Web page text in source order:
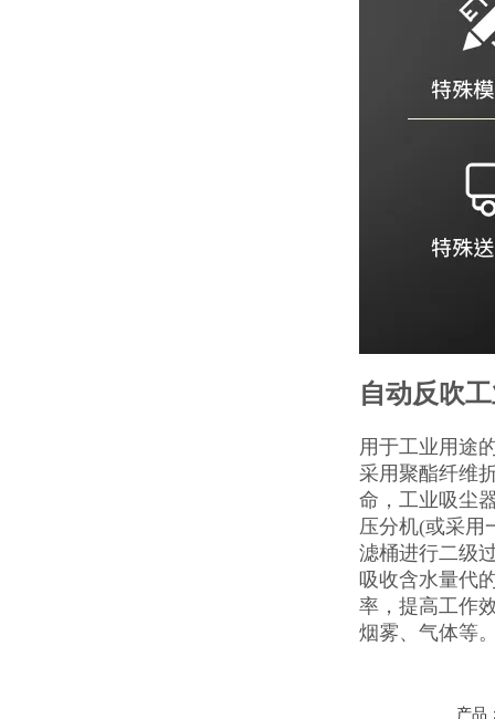
自动反吹
用于工业用途
采用聚酯纤维
命，工业吸尘
压分机(或采用
滤桶进行二级
吸收含水量代
率，提高工作
烟雾、气体等
产品